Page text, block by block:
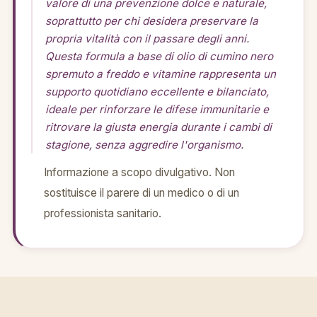
valore di una prevenzione dolce e naturale,
soprattutto per chi desidera preservare la
propria vitalità con il passare degli anni.
Questa formula a base di olio di cumino nero
spremuto a freddo e vitamine rappresenta un
supporto quotidiano eccellente e bilanciato,
ideale per rinforzare le difese immunitarie e
ritrovare la giusta energia durante i cambi di
stagione, senza aggredire l'organismo.
Informazione a scopo divulgativo. Non
sostituisce il parere di un medico o di un
professionista sanitario.